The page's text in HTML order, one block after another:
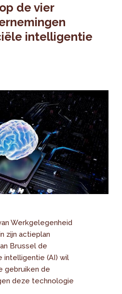
de vier
intelligentie
Werkgelegenheid
zijn actieplan
Brussel de
intelligentie (AI) wil
gebruiken de
deze technologie